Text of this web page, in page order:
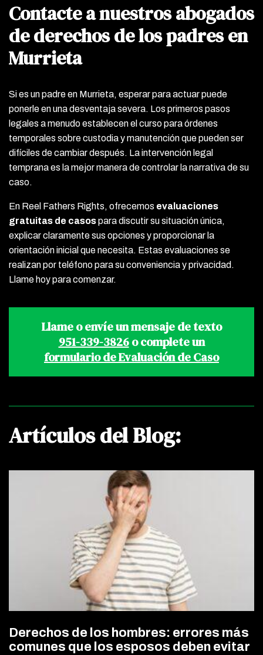
Contacte a nuestros abogados
de derechos de los padres en
Murrieta
Si es un padre en Murrieta, esperar para actuar puede
ponerle en una desventaja severa. Los primeros pasos
legales a menudo establecen el curso para órdenes
temporales sobre custodia y manutención que pueden ser
difíciles de cambiar después. La intervención legal
temprana es la mejor manera de controlar la narrativa de su
caso.
En Reel Fathers Rights, ofrecemos evaluaciones
gratuitas de casospara discutir su situación única,
explicar claramente sus opciones y proporcionar la
orientación inicial que necesita. Estas evaluaciones se
realizan por teléfono para su conveniencia y privacidad.
Llame hoy para comenzar.
Llame o envíe un mensaje de texto
951-339-3826o complete un
formulario de Evaluación de Caso
Artículos del Blog:
Derechos de los hombres: errores más
comunes que los esposos deben evitar